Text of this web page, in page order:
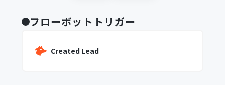
フローボットトリガー
Created Lead